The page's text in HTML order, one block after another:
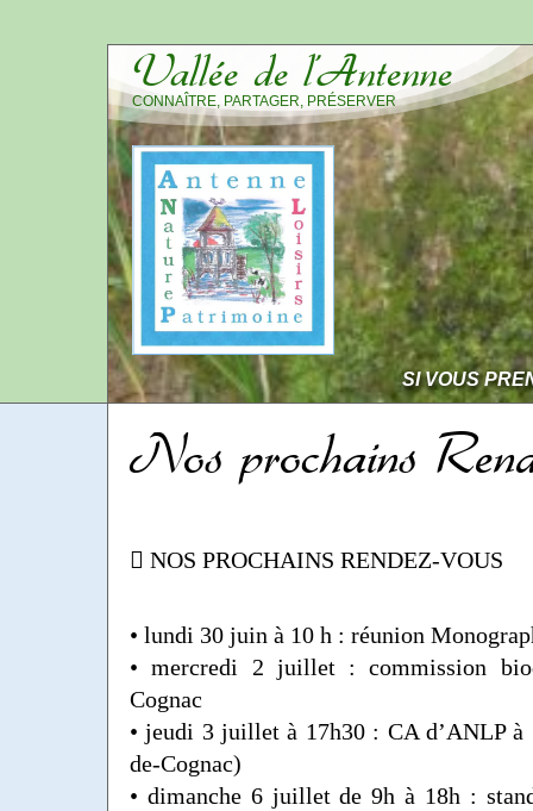
Vallée de l’Antenne
CONNAÎTRE, PARTAGER, PRÉSERVER
SI VOUS
Nos prochains
 NOS PROCHAINS RENDEZ-VOUS
• lundi 30 juin à 10 h : réunion
• mercredi 2 juillet : commission
Cognac
• jeudi 3 juillet à 17h30 : CA d’ANLP à
de-Cognac)
• dimanche 6 juillet de 9h à 18h :